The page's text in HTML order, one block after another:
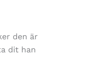
den är
dit han